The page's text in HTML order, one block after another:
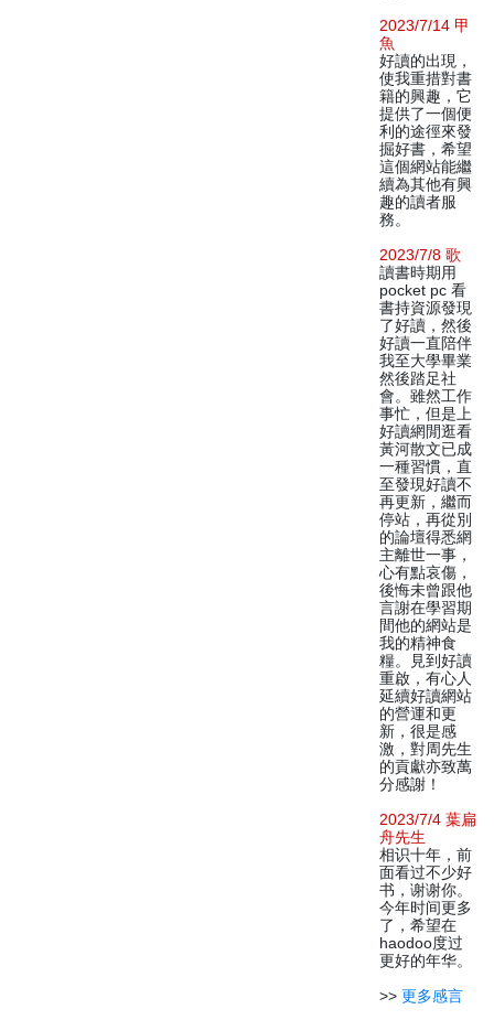
2023/7/14 甲
魚
好讀的出現，
使我重措對書
籍的興趣，它
提供了一個便
利的途徑來發
掘好書，希望
這個網站能繼
續為其他有興
趣的讀者服
務。
2023/7/8 歌
讀書時期用
pocket pc 看
書持資源發現
了好讀，然後
好讀一直陪伴
我至大學畢業
然後踏足社
會。雖然工作
事忙，但是上
好讀網閒逛看
黃河散文已成
一種習慣，直
至發現好讀不
再更新，繼而
停站，再從別
的論壇得悉網
主離世一事，
心有點哀傷，
後悔未曾跟他
言謝在學習期
間他的網站是
我的精神食
糧。見到好讀
重啟，有心人
延續好讀網站
的營運和更
新，很是感
激，對周先生
的貢獻亦致萬
分感謝！
2023/7/4 葉扁
舟先生
相识十年，前
面看过不少好
书，谢谢你。
今年时间更多
了，希望在
haodoo度过
更好的年华。
>> 更多感言